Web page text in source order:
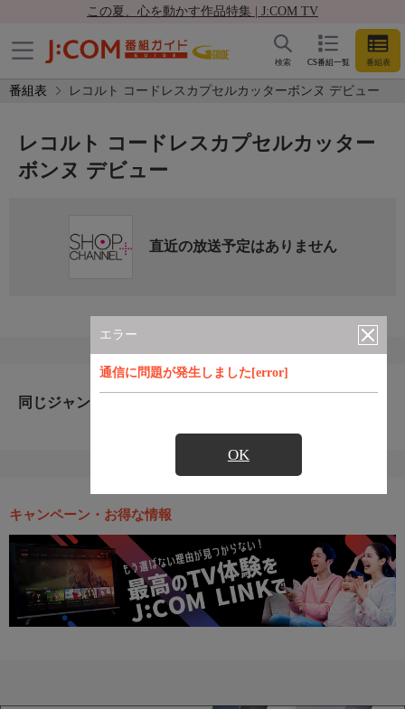
この夏、心を動かす作品特集 | J:COM TV
CS番組一覧 番組表
検索
番組表 レコルト コードレスカプセルカッターボンヌ デビュー
エラー
通信に問題が発生しました[error]
OK
レコルト コードレスカプセルカッター
ボンヌ デビュー
直近の放送予定はありません
同じジャンルのおすすめ番組
キャンペーン・お得な情報